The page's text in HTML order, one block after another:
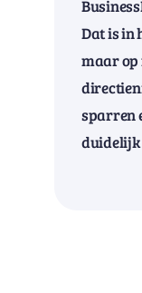
Dat is in
maar op
sparren
duidelijk